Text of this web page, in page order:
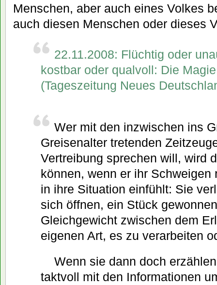
Menschen, aber auch eines Volkes
auch diesen Menschen oder dieses
22.11.2008: Flüchtig oder
kostbar oder qualvoll: Die
(Tageszeitung Neues
Wer mit den inzwischen ins
Greisenalter tretenden
Vertreibung sprechen will, wird
können, wenn er ihr Schweigen
in ihre Situation einfühlt: Sie
sich öffnen, ein Stück
Gleichgewicht zwischen dem
eigenen Art, es zu verarbeiten
Wenn sie dann doch
taktvoll mit den Informationen